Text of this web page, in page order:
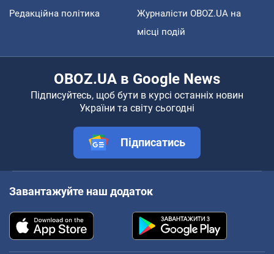
Редакційна політика
Журналісти OBOZ.UA на
місці подій
OBOZ.UA в Google News
Підписуйтесь, щоб бути в курсі останніх новин
України та світу сьогодні
Підписатись
Завантажуйте наш додаток